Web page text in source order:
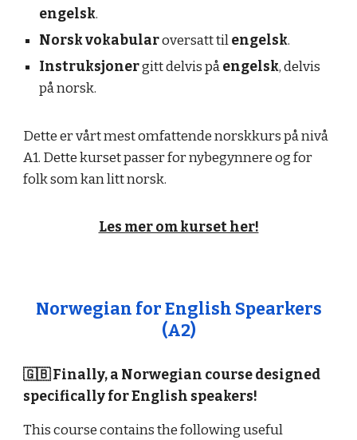
engelsk.
Norsk vokabularoversatt tilengelsk.
Instruksjonergitt delvis påengelsk, delvis
på norsk.
Dette er vårt mest omfattende norskkurs på nivå
A1. Dette kurset passer for nybegynnere og for
folk som kan litt norsk.
Les mer om kurset her!
Norwegian for English Spearkers
(A2)
🇬🇧 Finally, a Norwegian course designed
specifically for English speakers!
This course contains the following useful